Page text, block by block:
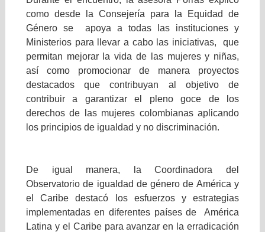
como desde la Consejería para la Equidad de
Género se apoya a todas las instituciones y
Ministerios para llevar a cabo las iniciativas, que
permitan mejorar la vida de las mujeres y niñas,
así como promocionar de manera proyectos
destacados que contribuyan al objetivo de
contribuir a garantizar el pleno goce de los
derechos de las mujeres colombianas aplicando
los principios de igualdad y no discriminación.
De igual manera, la Coordinadora del
Observatorio de igualdad de género de América y
el Caribe destacó los esfuerzos y estrategias
implementadas en diferentes países de América
Latina y el Caribe para avanzar en la erradicación